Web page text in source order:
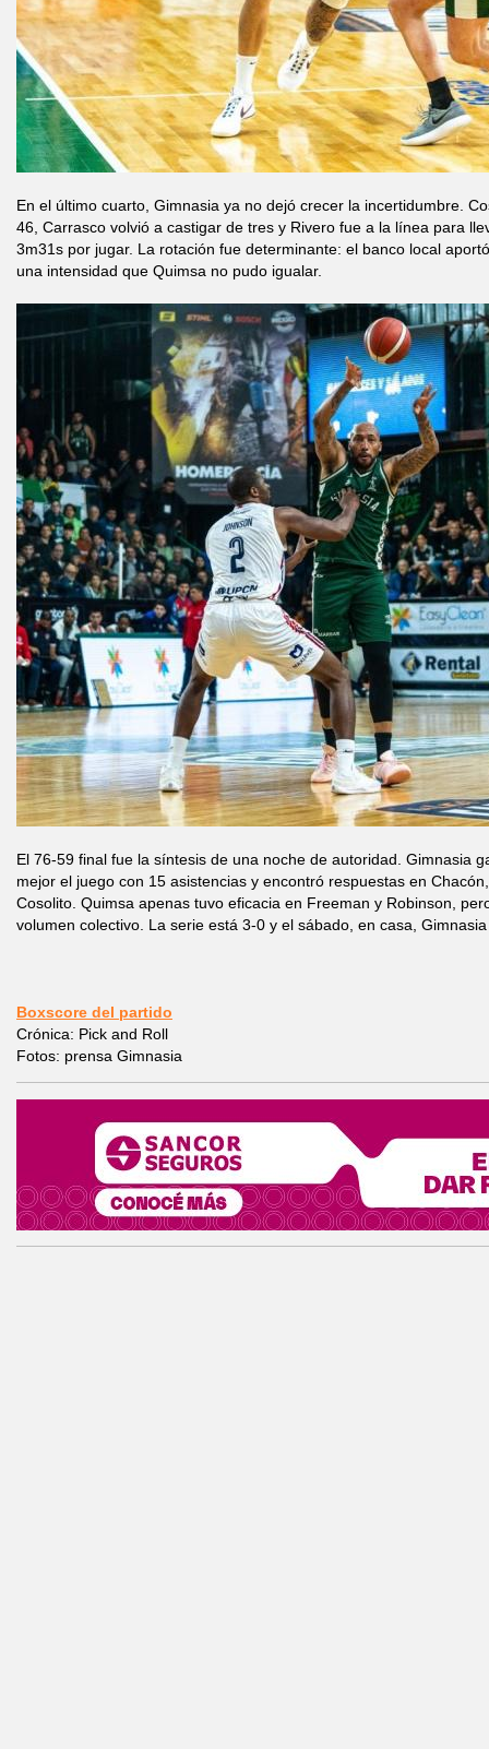
En el último cuarto, Gimnasia ya no dejó crecer la incertidumbre.
46, Carrasco volvió a castigar de tres y Rivero fue a la línea para
3m31s por jugar. La rotación fue determinante: el banco local
una intensidad que Quimsa no pudo igualar.
El 76-59 final fue la síntesis de una noche de autoridad. Gimnasia
mejor el juego con 15 asistencias y encontró respuestas en
Cosolito. Quimsa apenas tuvo eficacia en Freeman y Robinson,
volumen colectivo. La serie está 3-0 y el sábado, en casa,
Boxscore del partido
Crónica: Pick and Roll
Fotos: prensa Gimnasia